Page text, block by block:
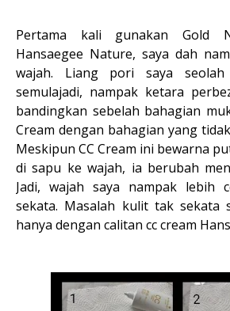
Pertama kali gunakan Gold
Hansaegee Nature, saya dah
wajah. Liang pori saya seolah
semulajadi, nampak ketara
bandingkan sebelah bahagian
Cream dengan bahagian yang
Meskipun CC Cream ini bewarna
di sapu ke wajah, ia berubah
Jadi, wajah saya nampak lebih
sekata. Masalah kulit tak sekata
hanya dengan calitan cc cream